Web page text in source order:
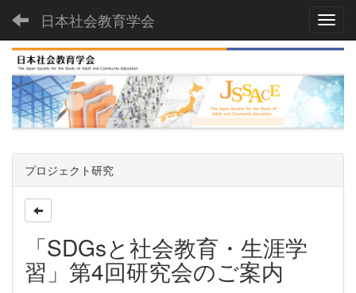
日本社会教育学会
プロジェクト研究
「SDGsと社会教育・生涯学
習」第4回研究会のご案内